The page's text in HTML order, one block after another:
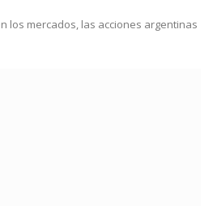
los mercados, las acciones argentinas